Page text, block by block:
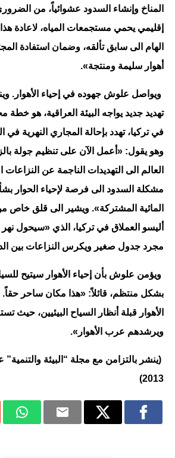
المناخ وإنشاء السدود عشوائياً، من
إقليمي يحمي مستجمعات المياه، لاعادة
الهام الى سابق تألقه، وضمان استفادة
أهوار سليمة ومنتجة».
ويواصل علوش جهوده في إحياء الأهوار.
في تركيا، تهدد بإحالة المجاري النهرية
وهو يقول: «أعمل الآن على تنظيم جولة
العالم الى التهديدات الناجمة عن النزاعات
مشكلة السدود الى فرصة لإحياء الحوار
المائية المشتركة». ويشير الى قلق
أليسو العملاق في تركيا، الذي «سيحول
مجرد جدول صغير ويكرس النزاعات بين
ويؤمن علوش بأن إحياء الأهوار سيتيح
بشكل منتظم، قائلاً: «هذا مكان ساحر
الأهوار قبلة أنظار السياح البيئيين، حيث
ويرشدهم عرب الأهوار».
(ينشر بالتزامن مع مجلة “البيئة والتنمية”
2013)